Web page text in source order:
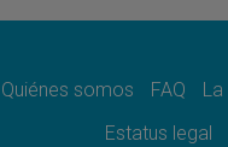
paz
Sturla:
Quiénes somos FAQ
Estatus legal